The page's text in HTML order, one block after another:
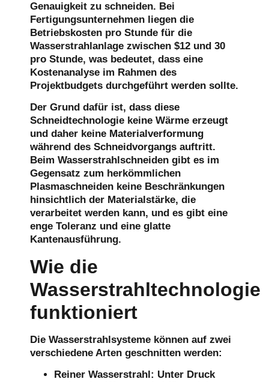
Genauigkeit zu schneiden. Bei
Fertigungsunternehmen liegen die
Betriebskosten pro Stunde für die
Wasserstrahlanlage zwischen $12 und 30
pro Stunde, was bedeutet, dass eine
Kostenanalyse im Rahmen des
Projektbudgets durchgeführt werden sollte.
Der Grund dafür ist, dass diese
Schneidtechnologie keine Wärme erzeugt
und daher keine Materialverformung
während des Schneidvorgangs auftritt.
Beim Wasserstrahlschneiden gibt es im
Gegensatz zum herkömmlichen
Plasmaschneiden keine Beschränkungen
hinsichtlich der Materialstärke, die
verarbeitet werden kann, und es gibt eine
enge Toleranz und eine glatte
Kantenausführung.
Wie die
Wasserstrahltechnologie
funktioniert
Die Wasserstrahlsysteme können auf zwei
verschiedene Arten geschnitten werden:
Reiner Wasserstrahl: Unter Druck